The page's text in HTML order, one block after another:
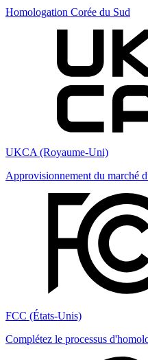
Homologation Corée du Sud
UKCA (Royaume-Uni)
Approvisionnement du marché
FCC (États-Unis)
Complétez le processus